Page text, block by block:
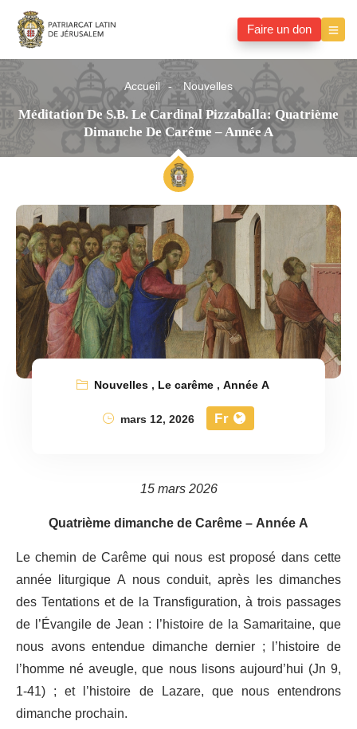
Faire un don
Accueil Nouvelles
Méditation De S.B. Le Cardinal Pizzaballa: Quatrième
Dimanche De Carême – Année A
Nouvelles, Le carême,Année A
mars 12, 2026
Fr
15 mars 2026
Quatrième dimanche de Carême – Année A
Le chemin de Carême qui nous est proposé dans cette
année liturgique A nous conduit, après les dimanches
des Tentations et de la Transfiguration, à trois passages
de l’Évangile de Jean : l’histoire de la Samaritaine, que
nous avons entendue dimanche dernier ; l’histoire de
l’homme né aveugle, que nous lisons aujourd’hui (Jn 9,
1-41) ; et l’histoire de Lazare, que nous entendrons
dimanche prochain.